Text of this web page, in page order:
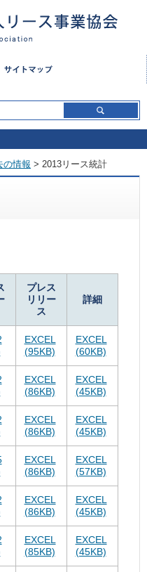
の情報 > 2013リース統計
プレス
リリー
ス
詳細
EXCEL
(95KB)
EXCEL
(60KB)
EXCEL
(86KB)
EXCEL
(45KB)
EXCEL
(86KB)
EXCEL
(45KB)
EXCEL
(86KB)
EXCEL
(57KB)
EXCEL
(86KB)
EXCEL
(45KB)
EXCEL
(85KB)
EXCEL
(45KB)